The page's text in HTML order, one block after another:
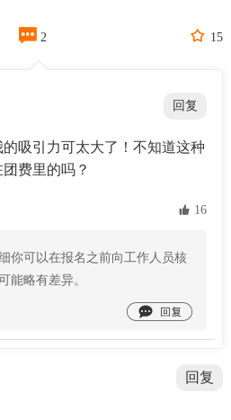
 2  15
回复
吸引力可太大了！不知道这种
费里的吗？
 16
你可以在报名之前向工作人员核
能略有差异。

回复